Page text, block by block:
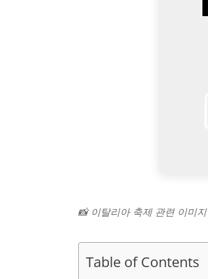
📸 이탈리아 축제 관련 이미지
Table of Contents